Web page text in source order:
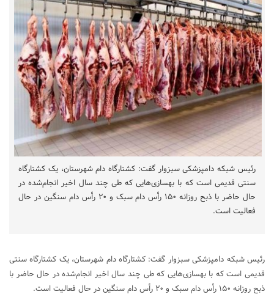
رئیس شبکه دامپزشکی سبزوار گفت: کشتارگاه دام شهرستان، یک کشتارگاه
سنتی قدیمی است که با بهسازی‌هایی که طی چند سال اخیر انجام‌شده در
حال حاضر با ذبح روزانه ۱۵۰ رأس دام سبک و ۲۰ رأس دام سنگین در حال
فعالیت است.
رئیس شبکه دامپزشکی سبزوار گفت: کشتارگاه دام شهرستان، یک کشتارگاه سنتی
قدیمی است که با بهسازی‌هایی که طی چند سال اخیر انجام‌شده در حال حاضر با
ذبح روزانه ۱۵۰ رأس دام سبک و ۲۰ رأس دام سنگین در حال فعالیت است.